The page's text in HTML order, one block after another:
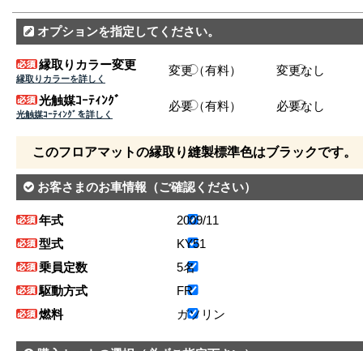
オプションを指定してください。
縁取りカラー変更
縁取りカラーを詳しく
変更（有料） 変更なし
光触媒ｺｰﾃｨﾝｸﾞ
光触媒ｺｰﾃｨﾝｸﾞを詳しく
必要（有料） 必要なし
このフロアマットの縁取り縫製標準色はブラックです。
お客さまのお車情報 （ご確認ください）
年式
2009/11
型式
KY51
乗員定数
5名
駆動方式
FR
燃料
ガソリン